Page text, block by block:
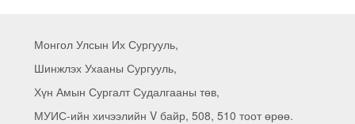
Монгол Улсын Их Сургууль,
Шинжлэх Ухааны Сургууль,
Хүн Амын Сургалт Судалгааны төв,
МУИС-ийн хичээлийн V байр, 508, 510 тоот өрөө.